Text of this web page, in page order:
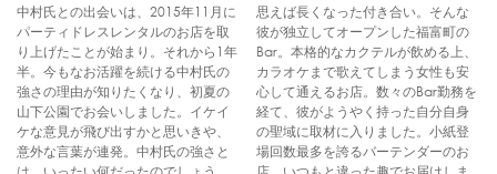
中村氏との出会いは、2015年11月に
パーティドレスレンタルのお店を取
り上げたことが始まり。それから1年
半。今もなお活躍を続ける中村氏の
強さの理由が知りたくなり、初夏の
山下公園でお会いしました。イケイ
ケな意見が飛び出すかと思いきや、
意外な言葉が連発。中村氏の強さと
思えば長くなった付き合い。そんな
彼が独立してオープンした福富町の
Bar。本格的なカクテルが飲める上、
カラオケまで歌えてしまう女性も安
心して通えるお店。数々のBar勤務を
経て、彼がようやく持った自分自身
の聖域に取材に入りました。小紙登
場回数最多を誇るバーテンダーのお